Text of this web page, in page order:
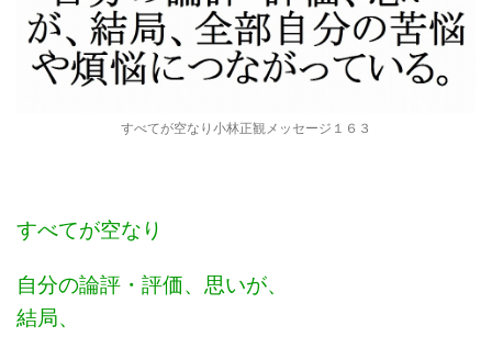
すべてが空なり小林正観メッセージ１６３
すべてが空なり
自分の論評・評価、思いが、
結局、